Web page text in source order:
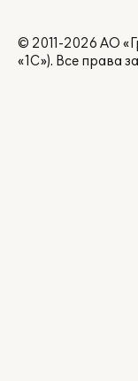
© 2011-2026 АО
«1С»). Все права